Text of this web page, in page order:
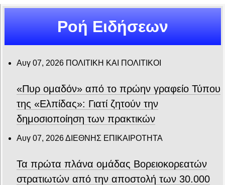
Ροή Ειδήσεων
Αυγ 07, 2026 ΠΟΛΙΤΙΚΗ ΚΑΙ ΠΟΛΙΤΙΚΟΙ
«Πυρ ομαδόν» από το πρώην γραφείο Τύπου
της «Ελπίδας»: Γιατί ζητούν την
δημοσιοποίηση των πρακτικών
Αυγ 07, 2026ΔΙΕΘΝΗΣ ΕΠΙΚΑΙΡΟΤΗΤΑ
Τα πρώτα πλάνα ομάδας Βορειοκορεατών
στρατιωτών από την αποστολή των 30.000